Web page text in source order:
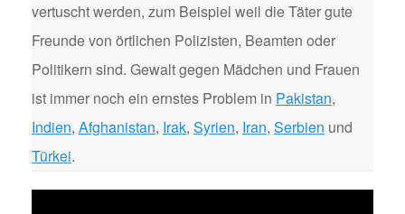
vertuscht werden, zum Beispiel weil die Täter gute
Freunde von örtlichen Polizisten, Beamten oder
Politikern sind. Gewalt gegen Mädchen und Frauen
ist immer noch ein ernstes Problem in Pakistan,
Indien, Afghanistan, Irak, Syrien, Iran, Serbien und
Türkei.